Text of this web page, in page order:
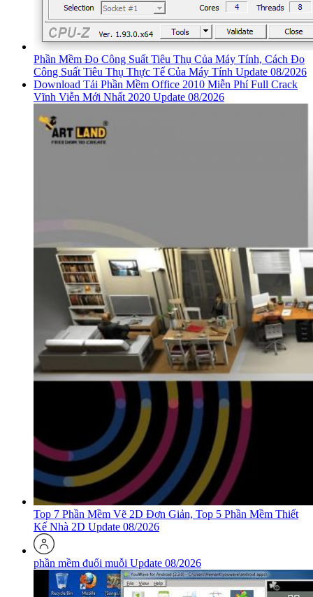
Phần Mềm Đo Công Suất Tiêu Thụ Của Máy Tính, Cách Đo
Công Suất Tiêu Thụ Thực Tế Của Máy Tính Update 08/2026
Download Tải Phần Mềm Office 2010 Miễn Phí Full Crack
Vĩnh Viễn Mới Nhất 2020 Update 08/2026
Top 7 Phần Mềm Vẽ 2D Đơn Giản, Top 5 Phần Mềm Thiết
Kế Nhà 2D Update 08/2026
phần mềm đuổi muỗi Update 08/2026